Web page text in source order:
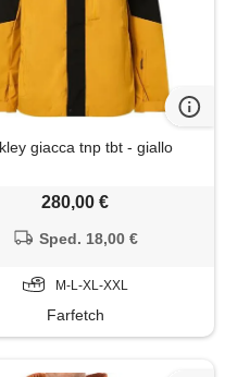
giacca tnp tbt - giallo
280,00 €
Sped. 18,00 €
M-L-XL-XXL
Farfetch